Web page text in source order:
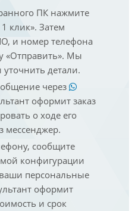
ПК нажмите
клик». Затем
и номер телефона
«Отправить». Мы
детали.
через
оформит заказ
о ходе его
мессенджер.
сообщите
конфигурации
персональные
оформит
и срок